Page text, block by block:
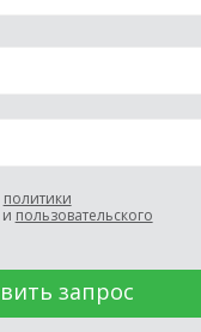
политики
и пользовательского